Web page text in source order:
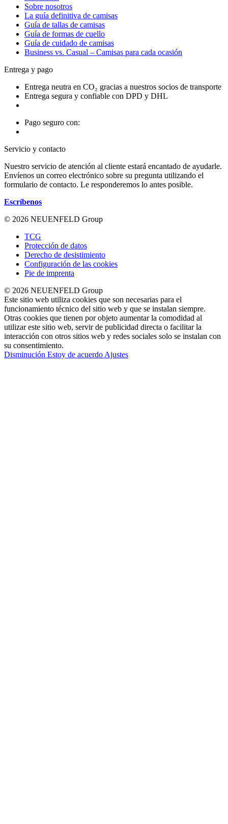
Sobre nosotros
La guía definitiva de camisas
Guía de tallas de camisas
Guía de formas de cuello
Guía de cuidado de camisas
Business vs. Casual – Camisas para cada ocasión
Entrega y pago
Entrega neutra en CO₂ gracias a nuestros socios de transporte
Entrega segura y confiable con DPD y DHL
Pago seguro con:
Servicio y contacto
Nuestro servicio de atención al cliente estará encantado de ayudarle.
Envíenos un correo electrónico sobre su pregunta utilizando el
formulario de contacto. Le responderemos lo antes posible.
Escríbenos
© 2026 NEUENFELD Group
TCG
Protección de datos
Derecho de desistimiento
Configuración de las cookies
Pie de imprenta
© 2026 NEUENFELD Group
Este sitio web utiliza cookies que son necesarias para el
funcionamiento técnico del sitio web y que se instalan siempre.
Otras cookies que tienen por objeto aumentar la comodidad al
utilizar este sitio web, servir de publicidad directa o facilitar la
interacción con otros sitios web y redes sociales solo se instalan con
su consentimiento.
Disminución Estoy de acuerdoAjustes